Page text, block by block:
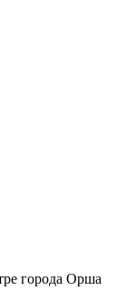
города Орша